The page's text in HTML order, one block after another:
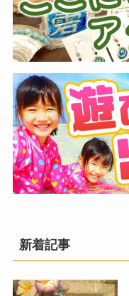
新着記事